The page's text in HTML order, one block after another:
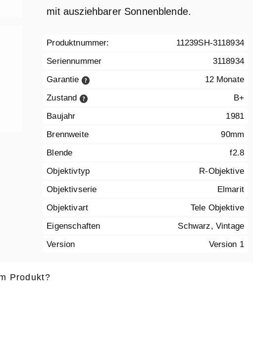
mit ausziehbarer Sonnenblende.
Produktnummer:
11239SH-3118934
Seriennummer
3118934
Garantie
12 Monate
Zustand
B+
Baujahr
1981
Brennweite
90mm
Blende
f2.8
Objektivtyp
R-Objektive
Objektivserie
Elmarit
Objektivart
Tele Objektive
Eigenschaften
Schwarz, Vintage
Version
Version 1
Produkt?